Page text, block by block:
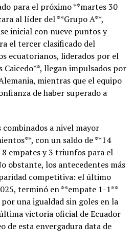
para el próximo **martes 30
al líder del **Grupo A**,
inicial con nueve puntos y
el tercer clasificado del
ecuatorianos, liderados por el
Caicedo**, llegan impulsados por
mientras que el equipo
de haber superado a
a nivel mayor
con un saldo de **14
empates y 3 triunfos para el
obstante, los antecedentes más
competitiva: el último
terminó en **empate 1-1**
una igualdad sin goles en la
victoria oficial de Ecuador
de esta envergadura data de